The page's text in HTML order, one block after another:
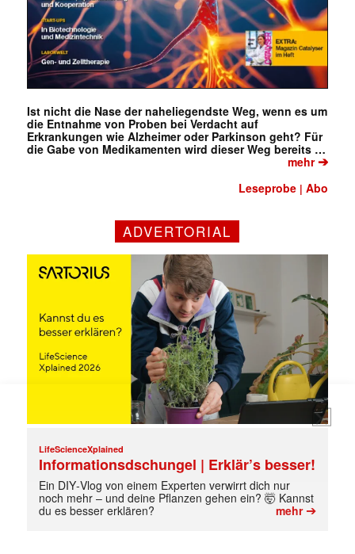
Mit dem |transkript-Newsletter
jede Woche aktuell informiert.
E-
Ist nicht die Nase der naheliegendste Weg, wenn es um
die Entnahme von Proben bei Verdacht auf
Erkrankungen wie Alzheimer oder Parkinson geht? Für
die Gabe von Medikamenten wird dieser Weg bereits …
mehr➔
Leseprobe |Abo
ADVERTORIAL
LifeScienceXplained
Informationsdschungel | Erklär’s besser!
Ein DIY‑Vlog von einem Experten verwirrt dich nur
noch mehr – und deine Pflanzen gehen ein? 🤯 Kannst
du es besser erklären?
mehr➔